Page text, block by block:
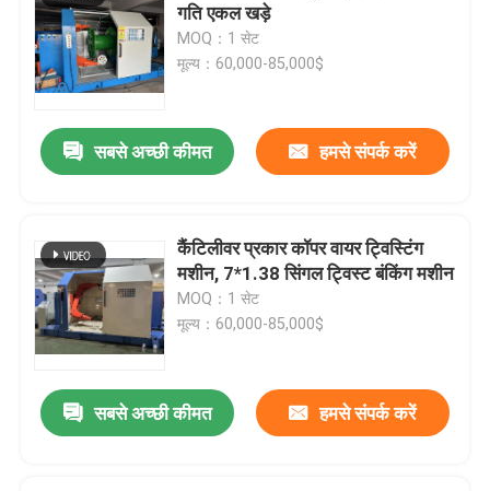
गति एकल खड़े
MOQ：1 सेट
मूल्य：60,000-85,000$
सबसे अच्छी कीमत हमसे संपर्क करें
कैंटिलीवर प्रकार कॉपर वायर ट्विस्टिंग
मशीन, 7*1.38 सिंगल ट्विस्ट बंकिंग मशीन
MOQ：1 सेट
मूल्य：60,000-85,000$
सबसे अच्छी कीमत हमसे संपर्क करें